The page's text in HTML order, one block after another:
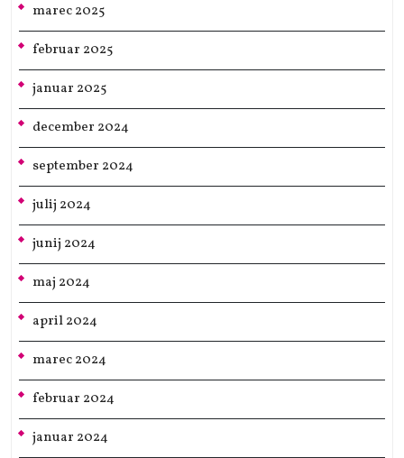
marec 2025
februar 2025
januar 2025
december 2024
september 2024
julij 2024
junij 2024
maj 2024
april 2024
marec 2024
februar 2024
januar 2024